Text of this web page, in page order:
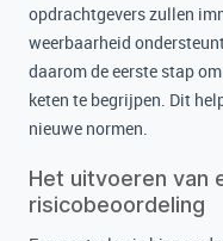
opdrachtgevers zullen
weerbaarheid
daarom de eerste stap
keten te begrijpen. Dit
nieuwe normen.
Het uitvoeren van
risicobeoordeling